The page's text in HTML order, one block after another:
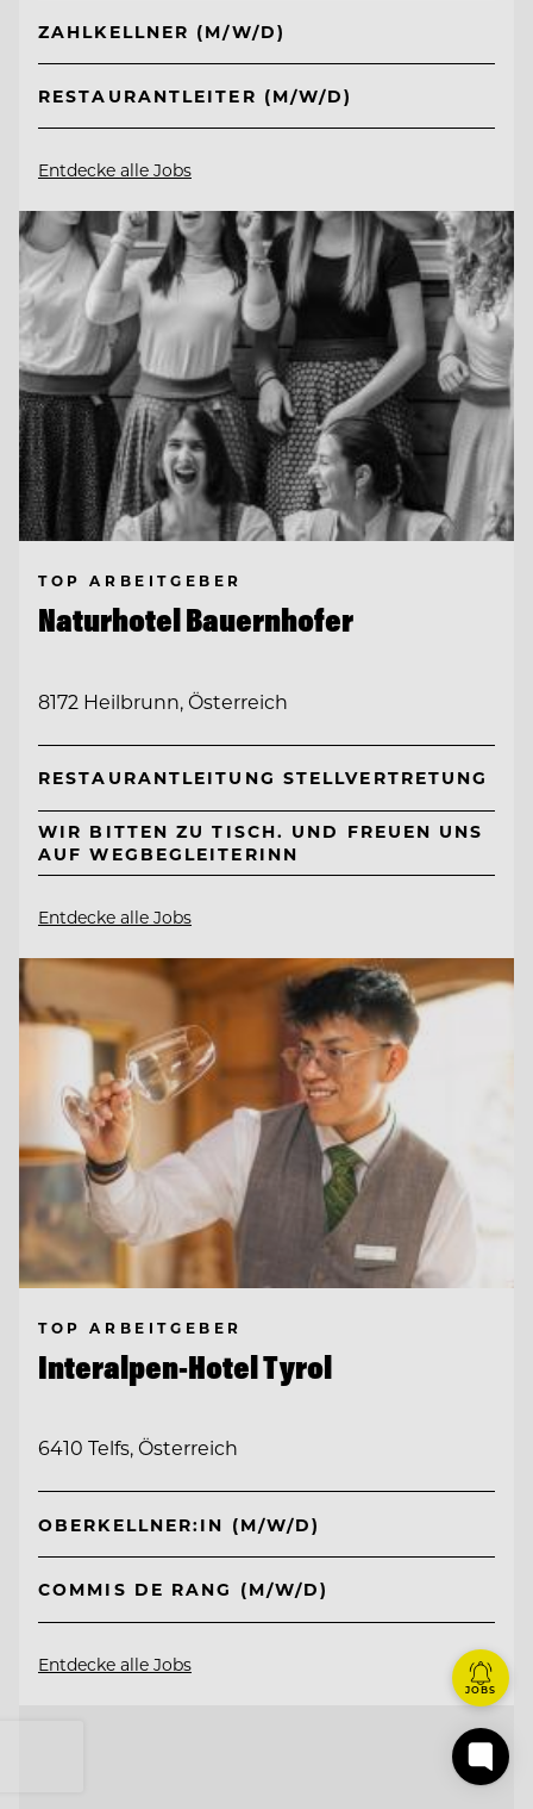
ZAHLKELLNER (M/W/D)
RESTAURANTLEITER (M/W/D)
Entdecke alle Jobs
TOP ARBEITGEBER
Naturhotel Bauernhofer
8172 Heilbrunn, Österreich
RESTAURANTLEITUNG STELLVERTRETUNG
WIR BITTEN ZU TISCH. UND FREUEN UNS
AUF WEGBEGLEITERINN
Entdecke alle Jobs
TOP ARBEITGEBER
Interalpen-Hotel Tyrol
6410 Telfs, Österreich
OBERKELLNER:IN (M/W/D)
COMMIS DE RANG (M/W/D)
Entdecke alle Jobs
JOBS